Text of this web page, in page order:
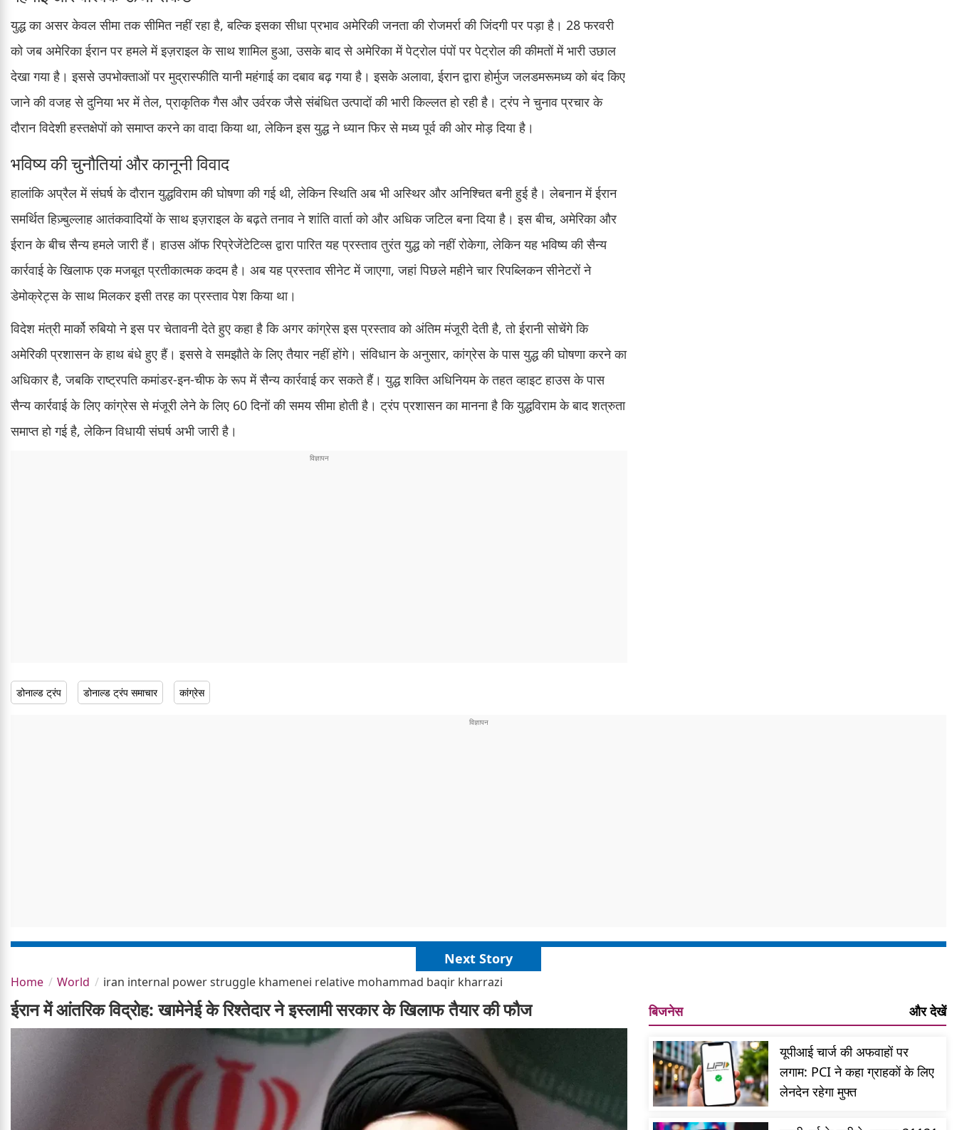
युद्ध का असर केवल सीमा तक सीमित नहीं रहा है, बल्कि इसका सीधा प्रभाव अमेरिकी जनता की रोजमर्रा की जिंदगी पर पड़ा है। 28 फरवरी
को जब अमेरिका ईरान पर हमले में इज़राइल के साथ शामिल हुआ, उसके बाद से अमेरिका में पेट्रोल पंपों पर पेट्रोल की कीमतों में भारी उछाल
देखा गया है। इससे उपभोक्ताओं पर मुद्रास्फीति यानी महंगाई का दबाव बढ़ गया है। इसके अलावा, ईरान द्वारा होर्मुज जलडमरूमध्य को बंद किए
जाने की वजह से दुनिया भर में तेल, प्राकृतिक गैस और उर्वरक जैसे संबंधित उत्पादों की भारी किल्लत हो रही है। ट्रंप ने चुनाव प्रचार के
दौरान विदेशी हस्तक्षेपों को समाप्त करने का वादा किया था, लेकिन इस युद्ध ने ध्यान फिर से मध्य पूर्व की ओर मोड़ दिया है।
भविष्य की चुनौतियां और कानूनी विवाद
हालांकि अप्रैल में संघर्ष के दौरान युद्धविराम की घोषणा की गई थी, लेकिन स्थिति अब भी अस्थिर और अनिश्चित बनी हुई है। लेबनान में ईरान
समर्थित हिज़्बुल्लाह आतंकवादियों के साथ इज़राइल के बढ़ते तनाव ने शांति वार्ता को और अधिक जटिल बना दिया है। इस बीच, अमेरिका और
ईरान के बीच सैन्य हमले जारी हैं। हाउस ऑफ रिप्रेजेंटेटिव्स द्वारा पारित यह प्रस्ताव तुरंत युद्ध को नहीं रोकेगा, लेकिन यह भविष्य की सैन्य
कार्रवाई के खिलाफ एक मजबूत प्रतीकात्मक कदम है। अब यह प्रस्ताव सीनेट में जाएगा, जहां पिछले महीने चार रिपब्लिकन सीनेटरों ने
डेमोक्रेट्स के साथ मिलकर इसी तरह का प्रस्ताव पेश किया था।
विदेश मंत्री मार्को रुबियो ने इस पर चेतावनी देते हुए कहा है कि अगर कांग्रेस इस प्रस्ताव को अंतिम मंजूरी देती है, तो ईरानी सोचेंगे कि
अमेरिकी प्रशासन के हाथ बंधे हुए हैं। इससे वे समझौते के लिए तैयार नहीं होंगे। संविधान के अनुसार, कांग्रेस के पास युद्ध की घोषणा करने का
अधिकार है, जबकि राष्ट्रपति कमांडर-इन-चीफ के रूप में सैन्य कार्रवाई कर सकते हैं। युद्ध शक्ति अधिनियम के तहत व्हाइट हाउस के पास
सैन्य कार्रवाई के लिए कांग्रेस से मंजूरी लेने के लिए 60 दिनों की समय सीमा होती है। ट्रंप प्रशासन का मानना है कि युद्धविराम के बाद शत्रुता
समाप्त हो गई है, लेकिन विधायी संघर्ष अभी जारी है।
डोनाल्ड ट्रंप डोनाल्ड ट्रंप समाचार कांग्रेस
Next Story
Home World iran internal power struggle khamenei relative mohammad baqir kharrazi
ईरान में आंतरिक विद्रोह: खामेनेई के रिश्तेदार ने इस्लामी सरकार के खिलाफ तैयार की फौज बिजनेस और देखें
यूपीआई चार्ज की अफवाहों पर
लगाम: PCI ने कहा ग्राहकों के लिए
लेनदेन रहेगा मुफ्त